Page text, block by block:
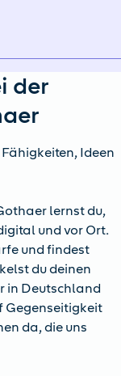
der
Ideen
lernst du,
und vor Ort.
und findest
du deinen
in Deutschland
Gegenseitigkeit
da, die uns